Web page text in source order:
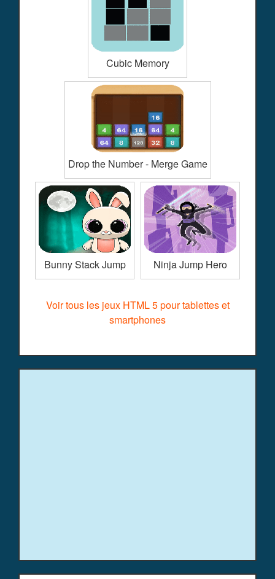
Cubic Memory
Drop the Number - Merge Game
Bunny Stack Jump Ninja Jump Hero
Voir tous les jeux HTML 5 pour tablettes et
smartphones